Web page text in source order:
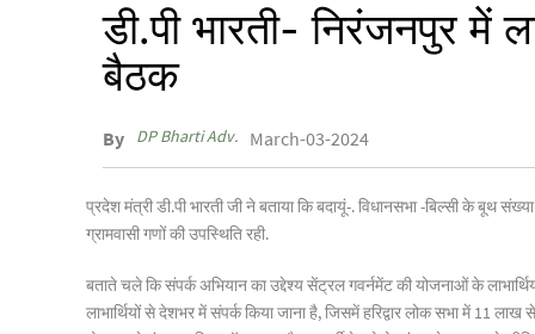
डी.पी भारती- निरंजनपुर में
बैठक
By DP Bharti Adv. March-03-2024
प्रदेश मंत्री डी.पी भारती जी ने बताया कि बदायूं-. विधानसभा -बिल्सी के बूथ
ग्रामवासी गणों की उपस्थिति रही.
बताते चले कि संपर्क अभियान का उद्देश्य सेंट्रल गवर्नमेंट की योजनाओं के
लाभार्थियों से देशभर में संपर्क किया जाना है, जिसमें हरिद्वार लोक सभा में 11